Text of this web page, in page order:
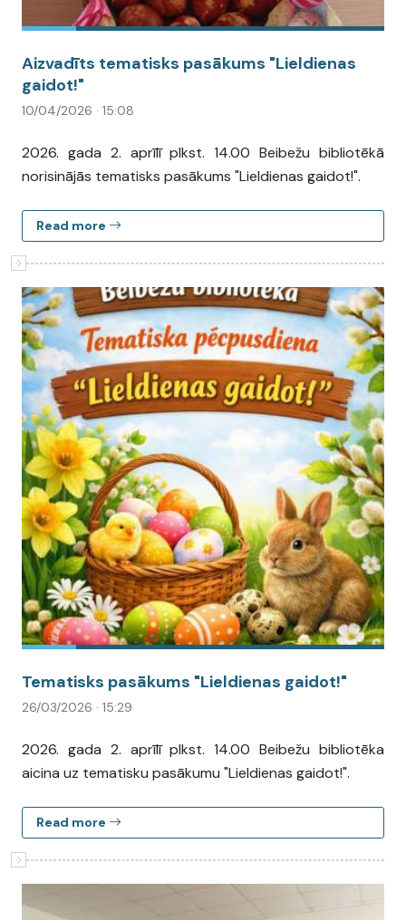
Aizvadīts tematisks pasākums "Lieldienas
gaidot!"
10/04/2026 · 15:08
2026. gada 2. aprīlī plkst. 14.00 Beibežu bibliotēkā
norisinājās tematisks pasākums "Lieldienas gaidot!".
Read more
Tematisks pasākums "Lieldienas gaidot!"
26/03/2026 · 15:29
2026. gada 2. aprīlī plkst. 14.00 Beibežu bibliotēka
aicina uz tematisku pasākumu "Lieldienas gaidot!".
Read more